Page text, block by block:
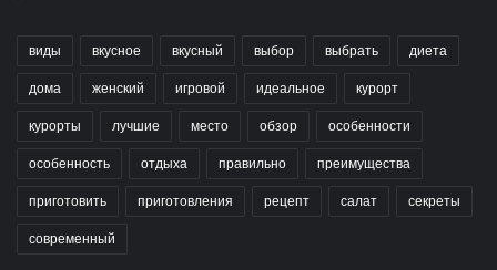
виды вкусное вкусный выбор выбрать диета
дома женский игровой идеальное курорт
курорты лучшие место обзор особенности
особенность отдыха правильно преимущества
приготовить приготовления рецепт салат секреты
современный